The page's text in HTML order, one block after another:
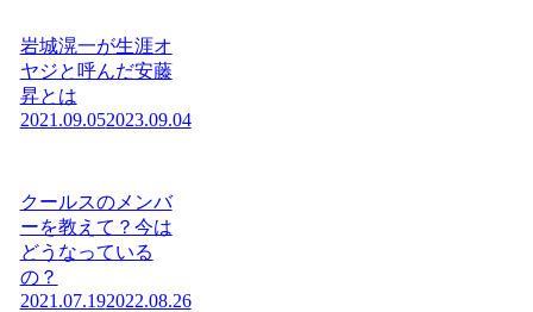
岩城滉一が生涯オ
ヤジと呼んだ安藤
昇とは
2021.09.052023.09.04
クールスのメンバ
ーを教えて？今は
どうなっている
の？
2021.07.192022.08.26